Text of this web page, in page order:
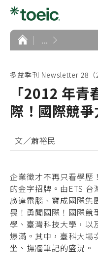
首
頁
...
多益季刊 Newsletter 28（
「2012 年
際！國際競
文／蕭裕民
企業徵才不再只看學歷
的金字招牌。由ETS
廣達電腦、寶成國際集
畏！勇闖國際！國際競
學、臺灣科技大學，以
爆滿。其中，臺科大場
坐、撫牆筆記的盛況。